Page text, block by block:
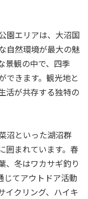
園エリアは、大沼国
自然環境が最大の魅
景観の中で、四季
できます。観光地と
活が共存する独特の
沼といった湖沼群
囲まれています。春
、冬はワカサギ釣り
じてアウトドア活動
イクリング、ハイキ